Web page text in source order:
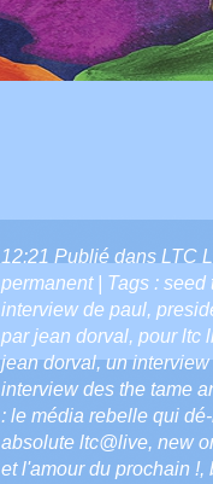
12:21 Publié dans LTC
permanent| Tags : seed
interview de paul,
par jean dorval, pour ltc
jean dorval,un
interview des the tame
: le média rebelle qui
absolute ltc@live, new
et l'amour du prochain !,